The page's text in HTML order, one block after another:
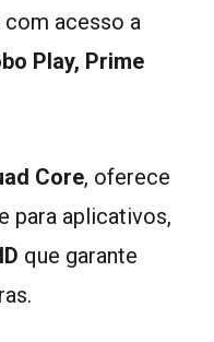
com acesso a
Play, Prime
Core, oferece
para aplicativos,
que garante